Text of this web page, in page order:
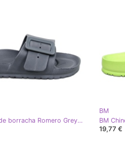
BM Corrediças de borracha Romero Grey com fivela cinza
BM
19,77 €